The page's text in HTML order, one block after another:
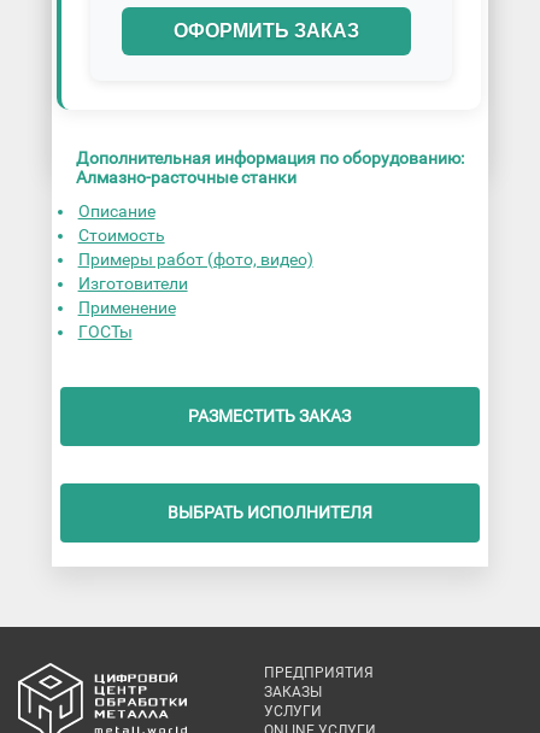
ОФОРМИТЬ ЗАКАЗ
Дополнительная информация по оборудованию:
Алмазно-расточные станки
Описание
Стоимость
Примеры работ (фото, видео)
Изготовители
Применение
ГОСТы
РАЗМЕСТИТЬ ЗАКАЗ
ВЫБРАТЬ ИСПОЛНИТЕЛЯ
ПРЕДПРИЯТИЯ
ЗАКАЗЫ
УСЛУГИ